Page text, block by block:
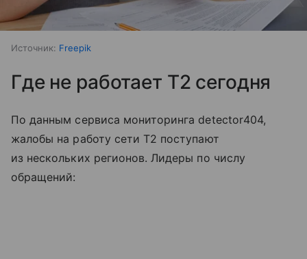
Источник: Freepik
Где не работает T2 сегодня
По данным сервиса мониторинга detector404,
жалобы на работу сети T2 поступают
из нескольких регионов. Лидеры по числу
обращений: